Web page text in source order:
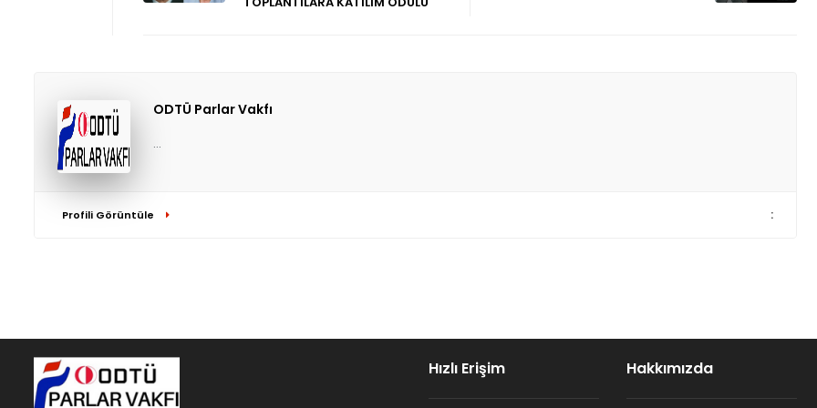
ODTÜ Parlar Vakfı
...
Profili Görüntüle :
Hızlı Erişim Hakkımızda